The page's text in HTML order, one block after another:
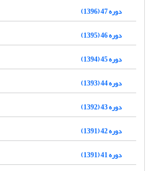
دوره 47 (1396)
دوره 46 (1395)
دوره 45 (1394)
دوره 44 (1393)
دوره 43 (1392)
دوره 42 (1391)
دوره 41 (1391)